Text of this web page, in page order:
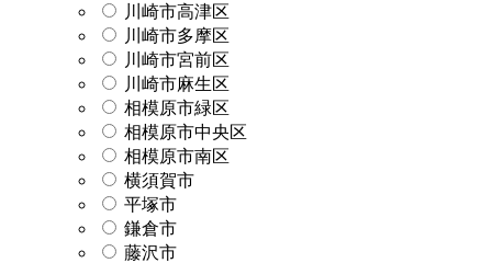
川崎市高津区
川崎市多摩区
川崎市宮前区
川崎市麻生区
相模原市緑区
相模原市中央区
相模原市南区
横須賀市
平塚市
鎌倉市
藤沢市